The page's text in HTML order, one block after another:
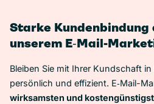
Starke
unserem E‑Mail-
Bleiben Sie mit Ihrer Kundschaft
persönlich und effizient. E‑Mail-
wirksamsten und